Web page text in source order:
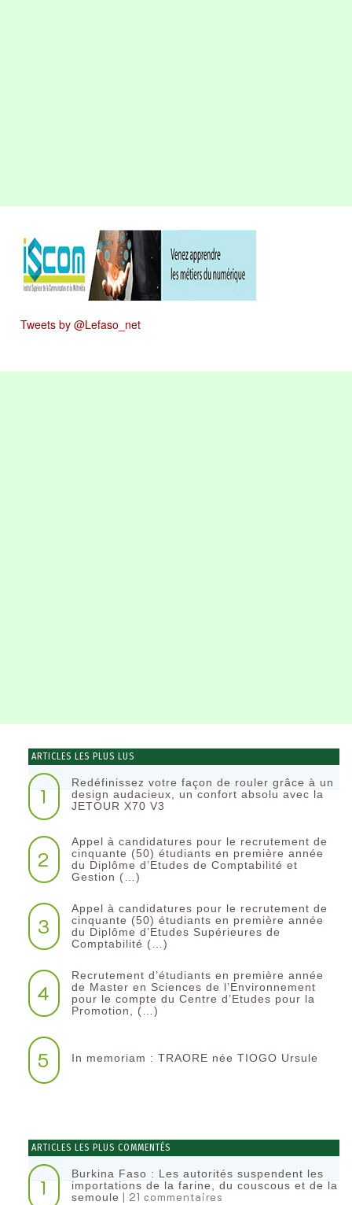
Tweets by @Lefaso_net
ARTICLES LES PLUS LUS
1
Redéfinissez votre façon de rouler grâce à un
design audacieux, un confort absolu avec la
JETOUR X70 V3
2
Appel à candidatures pour le recrutement de
cinquante (50) étudiants en première année
du Diplôme d’Etudes de Comptabilité et
Gestion (…)
3
Appel à candidatures pour le recrutement de
cinquante (50) étudiants en première année
du Diplôme d’Etudes Supérieures de
Comptabilité (…)
4
Recrutement d’étudiants en première année
de Master en Sciences de l’Environnement
pour le compte du Centre d’Etudes pour la
Promotion, (…)
5 In memoriam : TRAORE née TIOGO Ursule
ARTICLES LES PLUS COMMENTÉS
1
Burkina Faso : Les autorités suspendent les
importations de la farine, du couscous et de la
semoule
| 21 commentaires